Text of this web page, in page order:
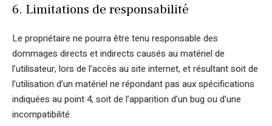
6. Limitations de responsabilité
Le propriétaire ne pourra être tenu responsable des
dommages directs et indirects causés au matériel de
l’utilisateur, lors de l’accès au site internet, et résultant soit de
l’utilisation d’un matériel ne répondant pas aux spécifications
indiquées au point 4, soit de l’apparition d’un bug ou d’une
incompatibilité.